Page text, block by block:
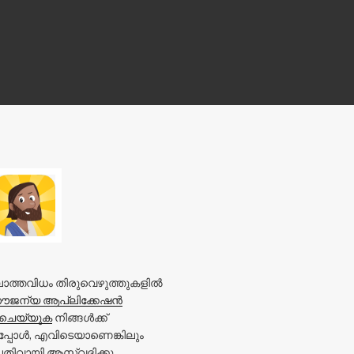
തിരുവെഴുത്തുകളിൽ
ആപ്ലിക്കേഷൻ
നിങ്ങൾക്ക്
എവിടെയാണെങ്കിലും